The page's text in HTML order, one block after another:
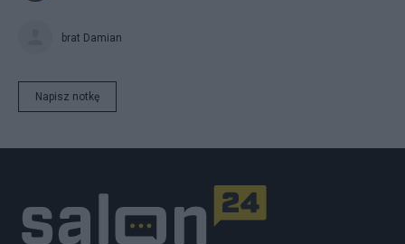
brat Damian
Napisz notkę